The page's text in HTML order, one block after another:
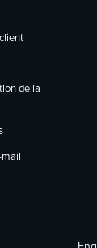
de la